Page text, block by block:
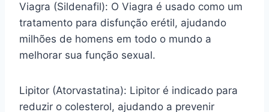
Viagra (Sildenafil): O Viagra é usado como um
tratamento para disfunção erétil, ajudando
milhões de homens em todo o mundo a
melhorar sua função sexual.
Lipitor (Atorvastatina): Lipitor é indicado para
reduzir o colesterol, ajudando a prevenir